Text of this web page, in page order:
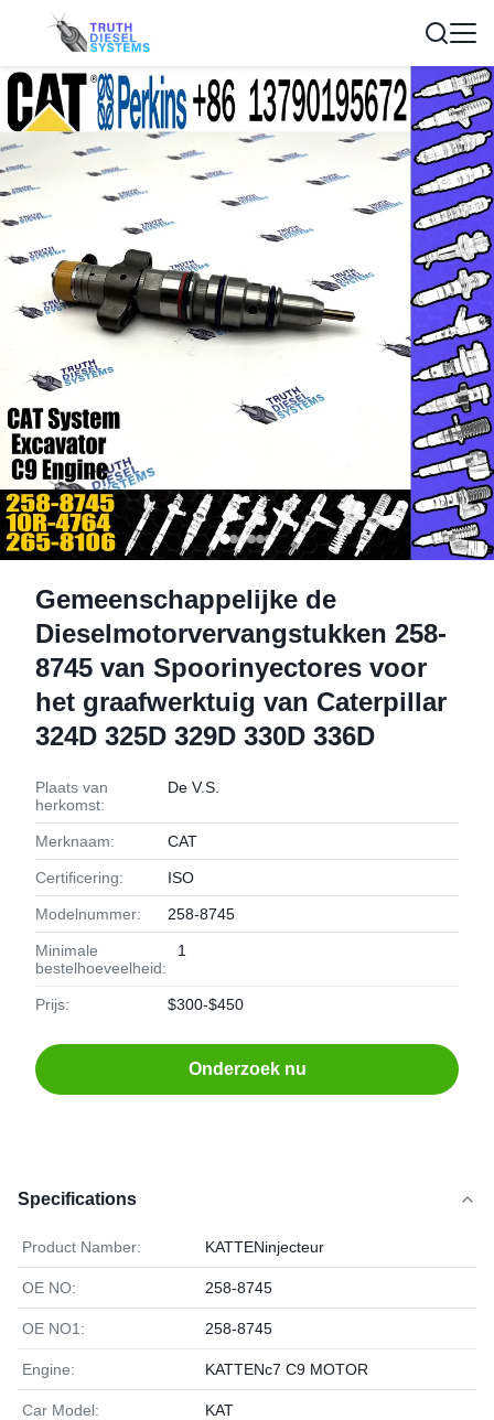
Gemeenschappelijke de
Dieselmotorvervangstukken 258-
8745 van Spoorinyectores voor
het graafwerktuig van Caterpillar
324D 325D 329D 330D 336D
Plaats van
herkomst:
De V.S.
Merknaam: CAT
Certificering: ISO
Modelnummer: 258-8745
Minimale
bestelhoeveelheid:
1
Prijs: $300-$450
Onderzoek nu
Specifications
Product Namber: KATTENinjecteur
OE NO: 258-8745
OE NO1: 258-8745
Engine: KATTENc7 C9 MOTOR
Car Model: KAT